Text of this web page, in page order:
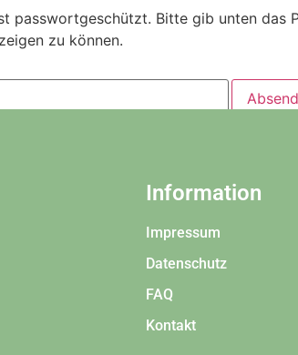
passwortgeschützt. Bitte gib unten das
zu können.
Information
Impressum
Datenschutz
FAQ
Kontakt